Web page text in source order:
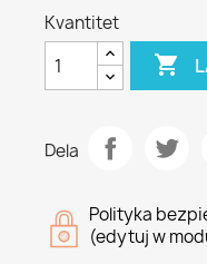
Kvantitet

Dela
Polityka
(edytuj w